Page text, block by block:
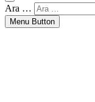
Ara …
Menu Button